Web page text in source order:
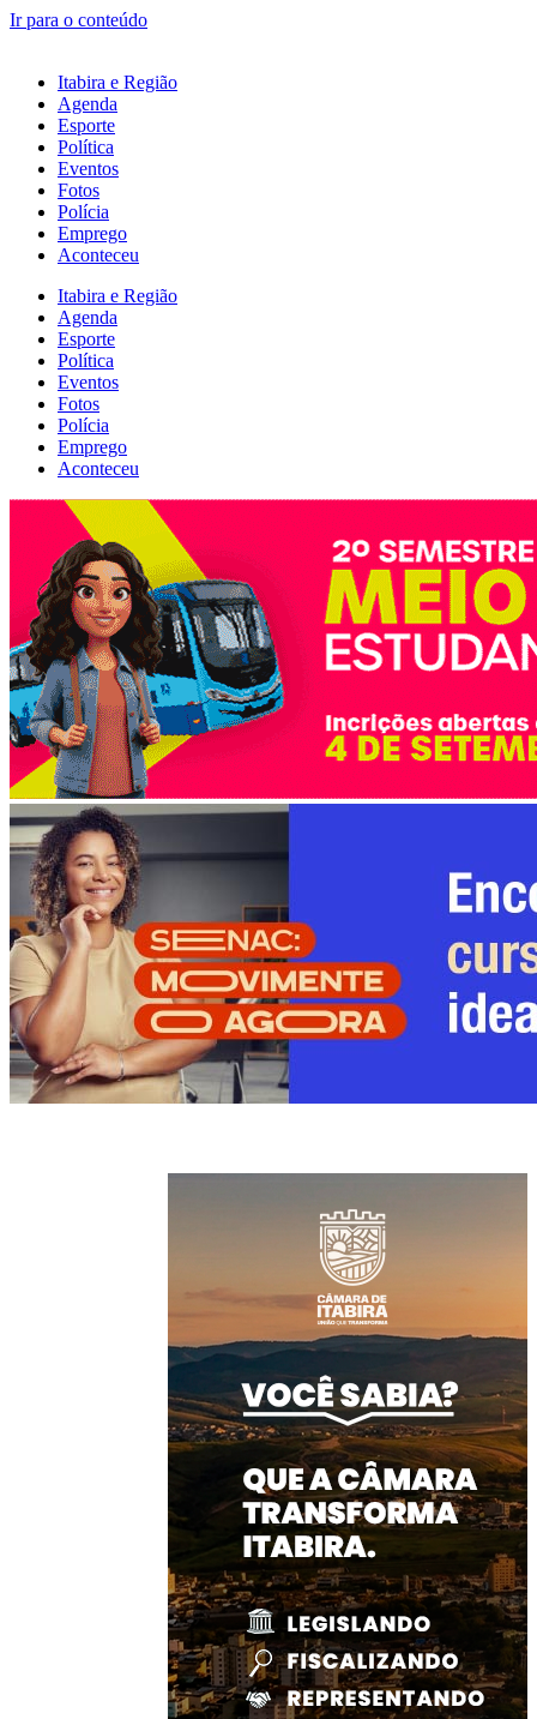
Ir para o conteúdo
Itabira e Região
Agenda
Esporte
Política
Eventos
Fotos
Polícia
Emprego
Aconteceu
Itabira e Região
Agenda
Esporte
Política
Eventos
Fotos
Polícia
Emprego
Aconteceu